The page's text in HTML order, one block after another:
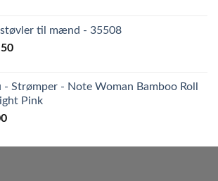
støvler til mænd - 35508
Strømper - Note Woman Bamboo Roll
Pink